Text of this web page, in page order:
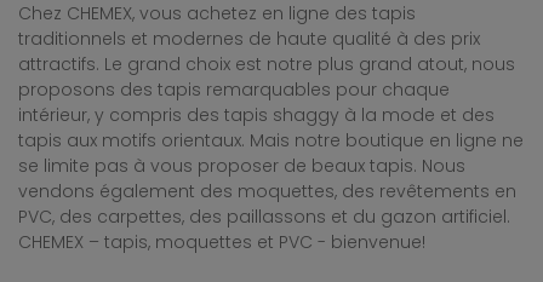
Chez CHEMEX, vous achetez en ligne des tapis
traditionnels et modernes de haute qualité à des prix
attractifs. Le grand choix est notre plus grand atout, nous
proposons des tapis remarquables pour chaque
intérieur, y compris des tapis shaggy à la mode et des
tapis aux motifs orientaux. Mais notre boutique en ligne ne
se limite pas à vous proposer de beaux tapis. Nous
vendons également des moquettes, des revêtements en
PVC, des carpettes, des paillassons et du gazon artificiel.
CHEMEX – tapis, moquettes et PVC - bienvenue!